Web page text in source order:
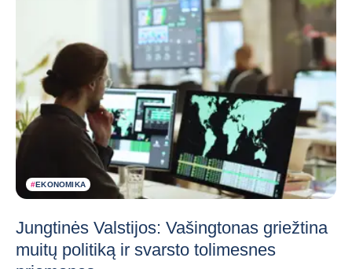
#EKONOMIKA
Jungtinės Valstijos: Vašingtonas griežtina
muitų politiką ir svarsto tolimesnes